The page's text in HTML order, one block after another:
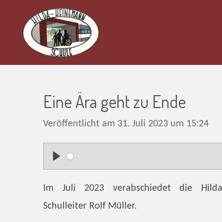
Hauptinhalt
springen
Eine Ära geht zu Ende
Veröffentlicht am 31. Juli 2023 um 15:24
P
a
Im Juli 2023 verabschiedet die Hilda-
Schulleiter Rolf Müller.